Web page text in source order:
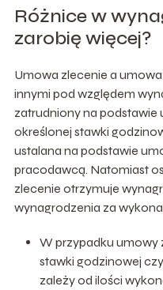
Różnice w
zarobię więcej?
Umowa zlecenie a
innymi pod względem
zatrudniony na
określonej stawki
ustalana na podstawie
pracodawcą. Natomiast
zlecenie otrzymuje
wynagrodzenia za
W przypadku umowy
stawki godzinowej
zależy od ilości